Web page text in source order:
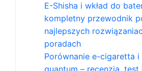
E-Shisha i wkład do
kompletny przewodnik
najlepszych
poradach
Porównanie e-cigaretta i
quantum – recenzja, test